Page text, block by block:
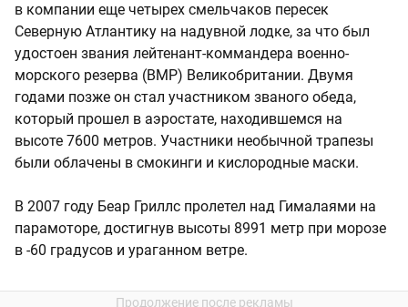
в компании еще четырех смельчаков пересек
Северную Атлантику на надувной лодке, за что был
удостоен звания лейтенант-коммандера военно-
морского резерва (ВМР) Великобритании. Двумя
годами позже он стал участником званого обеда,
который прошел в аэростате, находившемся на
высоте 7600 метров. Участники необычной трапезы
были облачены в смокинги и кислородные маски.
В 2007 году Беар Гриллс пролетел над Гималаями на
парамоторе, достигнув высоты 8991 метр при морозе
в -60 градусов и ураганном ветре.